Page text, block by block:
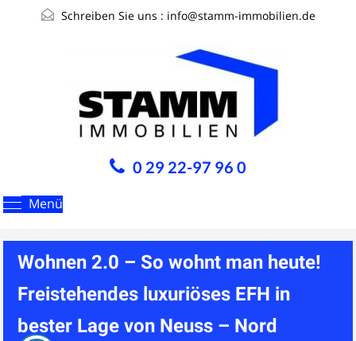
Schreiben Sie uns : info@stamm-immobilien.de
0 29 22-97 96 0
Menü
Wohnen 2.0 – So wohnt man heute!
Freistehendes luxuriöses EFH in
bester Lage von Neuss – Nord